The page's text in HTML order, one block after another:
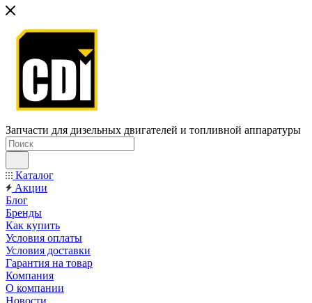
Запчасти для дизельных двигателей и топливной аппаратуры
Каталог
Акции
Блог
Бренды
Как купить
Условия оплаты
Условия доставки
Гарантия на товар
Компания
О компании
Новости